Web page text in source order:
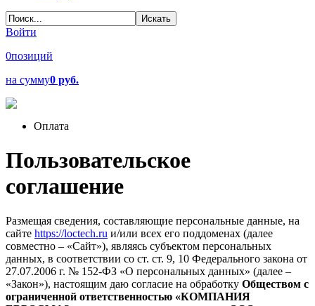
Войти
0позиций
на сумму0 руб.
Оплата
Пользовательское
соглашение
Размещая сведения, составляющие персональные данные, на
сайте https://loctech.ru и/или всех его поддоменах (далее
совместно – «Сайт»), являясь субъектом персональных
данных, в соответствии со ст. ст. 9, 10 Федерального закона от
27.07.2006 г. № 152-ФЗ «О персональных данных» (далее –
«Закон»), настоящим даю согласие на обработку Обществом с
ограниченной ответственностью «КОМПАНИЯ